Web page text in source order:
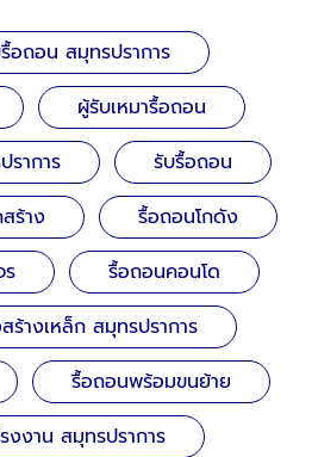
อถอน สมุทรปราการ
ผู้รับเหมารื้อถอน
ราการ
รับรื้อถอน
ร้าง
รื้อถอนโกดัง
รื้อถอนคอนโด
ร้างเหล็ก สมุทรปราการ
รื้อถอนพร้อมขนย้าย
งงาน สมุทรปราการ